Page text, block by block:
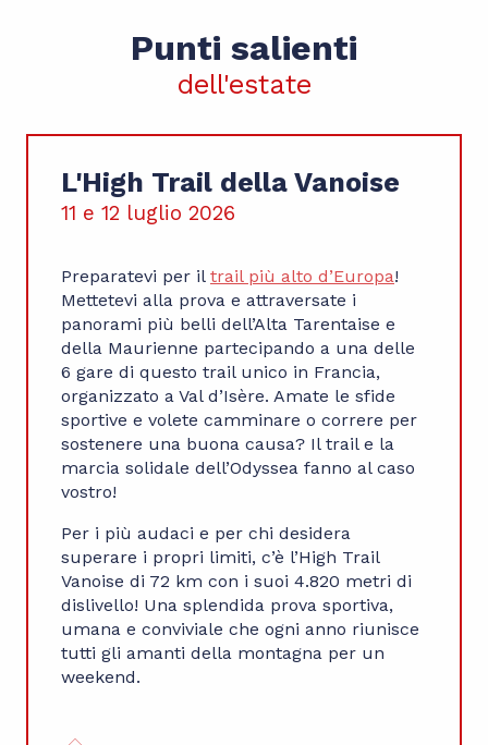
Punti salienti
dell'estate
L'High Trail della Vanoise
11 e 12 luglio 2026
Preparatevi per il trail più alto d’Europa!
Mettetevi alla prova e attraversate i
panorami più belli dell’Alta Tarentaise e
della Maurienne partecipando a una delle
6 gare di questo trail unico in Francia,
organizzato a Val d’Isère. Amate le sfide
sportive e volete camminare o correre per
sostenere una buona causa? Il trail e la
marcia solidale dell’Odyssea fanno al caso
vostro!
Per i più audaci e per chi desidera
superare i propri limiti, c’è l’High Trail
Vanoise di 72 km con i suoi 4.820 metri di
dislivello! Una splendida prova sportiva,
umana e conviviale che ogni anno riunisce
tutti gli amanti della montagna per un
weekend.